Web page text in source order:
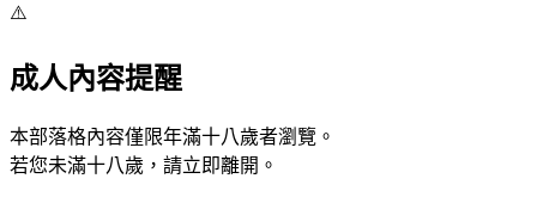
⚠️
成人內容提醒
本部落格內容僅限年滿十八歲者瀏覽。
若您未滿十八歲，請立即離開。